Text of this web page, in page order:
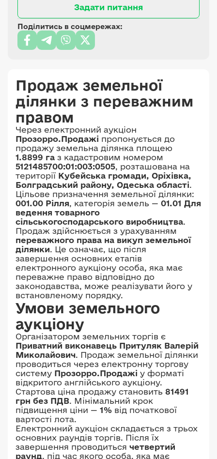
Задати питання
Поділитись в соцмережах:
Продаж земельної
ділянки з переважним
правом
Через електронний аукціон
Прозорро.Продажі пропонується до
продажу земельна ділянка площею
1.8899 га з кадастровим номером
5121485700:01:003:0505, розташована на
території Кубейська громади, Оріхівка,
Болградський району, Одеська області.
Цільове призначення земельної ділянки:
001.00 Рілля, категорія земель — 01.01 Для
ведення товарного
сільськогосподарського виробництва.
Продаж здійснюється з урахуванням
переважного права на викуп земельної
ділянки. Це означає, що після
завершення основних етапів
електронного аукціону особа, яка має
переважне право відповідно до
законодавства, може реалізувати його у
встановленому порядку.
Умови земельного
аукціону
Організатором земельних торгів є
Приватний виконавець Притуляк Валерій
Миколайович. Продаж земельної ділянки
проводиться через електронну торгову
систему Прозорро.Продажі у форматі
відкритого англійського аукціону.
Стартова ціна продажу становить 81491
грн без ПДВ. Мінімальний крок
підвищення ціни — 1% від початкової
вартості лота.
Електронний аукціон складається з трьох
основних раундів торгів. Після їх
завершення проводиться четвертий
раунд, під час якого особа, яка має